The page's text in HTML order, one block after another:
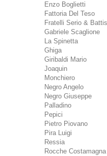
Enzo Boglietti
Fattoria Del Teso
Fratelli Serio &
Gabriele Scaglione
La Spinetta
Ghiga
Giribaldi Mario
Joaquin
Monchiero
Negro Angelo
Negro Giuseppe
Palladino
Pepici
Pietro Piovano
Pira Luigi
Ressia
Rocche Costamagna